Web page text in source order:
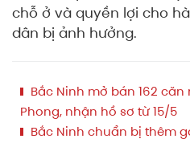
chỗ ở và quyền lợi cho
dân bị ảnh hưởng.
Bắc Ninh mở bán 162 căn
Phong, nhận hồ sơ từ 15/5
Bắc Ninh chuẩn bị thêm